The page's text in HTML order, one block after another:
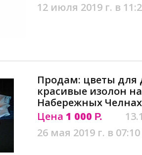
12 июля 2019 г. в
Продам: цветы для
красивые изолон
Набережных Челнах
Цена 1 000 Р.
26 мая 2019 г. в 07:10